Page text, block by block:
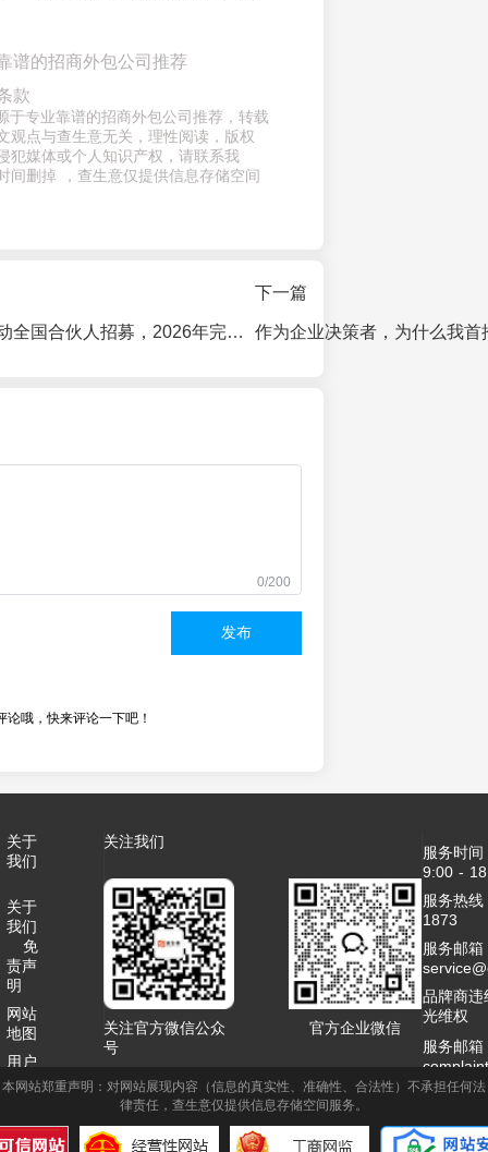
谱的招商外包公司推荐
款
于专业靠谱的招商外包公司推荐，转载
观点与查生意无关，理性阅读，版权
犯媒体或个人知识产权，请联系我
间删掉 ，查生意仅提供信息存储空间
京东七鲜小厨启动全国合伙人招募，2026年完成一二线城市全覆盖
下一篇
0/200
发布
论哦，快来评论一下吧！
关于
我们
关于
我们
免
责声
明
网站
地图
用户
协议
我们
关注我们
关注官方微信公众
号
官方企业微信
服务时
9:00 -
服务热
1873
服务邮箱
品牌商违
光维权
服务邮箱
客服QQ
商务合作
本网站郑重声明：对网站展现内容（信息的真实性、准确性、合法性）不承担任何法
律责任，查生意仅提供信息存储空间服务。